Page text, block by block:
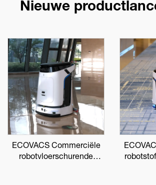
Nieuwe
ECOVACS Commerciële
robotvloerschurende